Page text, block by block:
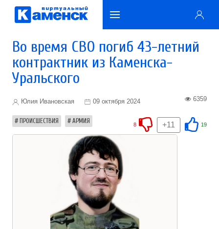
Во время СВО погиб 43-летний
контрактник из Каменска-
Уральского
Юлия Ивановская 09 октября 2024 6359
ПРОИСШЕСТВИЯ АРМИЯ 19
+11
8